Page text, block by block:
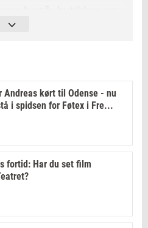
hvor de
ned i Fredericias
Lokalhistorisk Arkiv
stuen. Læsesalen er
og torsdage 10-16.
Andreas kørt til Odense - nu
i spidsen for Føtex i Fre...
fortid: Har du set film